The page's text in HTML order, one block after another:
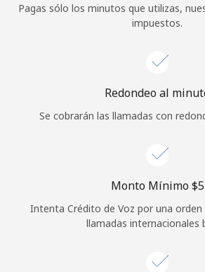
Iniciar Sesión
Pagas sólo los minutos que utilizas,
impuestos.
Redondeo al
Se cobrarán las llamadas con
Monto Mínimo ⁦$5⁩
Intenta Crédito de Voz por una
llamadas internacionales